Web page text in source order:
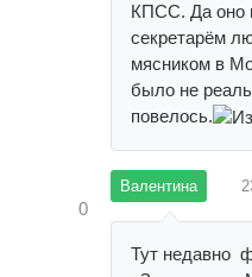
КПСС. Да оно
секретарём
мясником в
было не
повелось.
0
Валентина
Тут недавно